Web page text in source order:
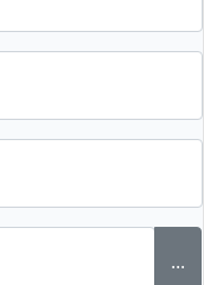
...